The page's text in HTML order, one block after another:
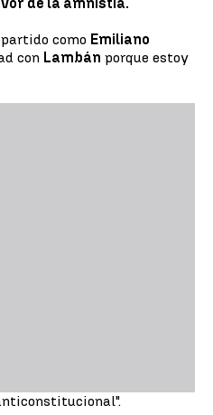
como Emiliano
con Lambán porque estoy